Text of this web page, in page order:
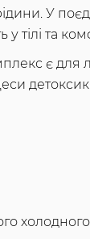
У
у тілі та
є для